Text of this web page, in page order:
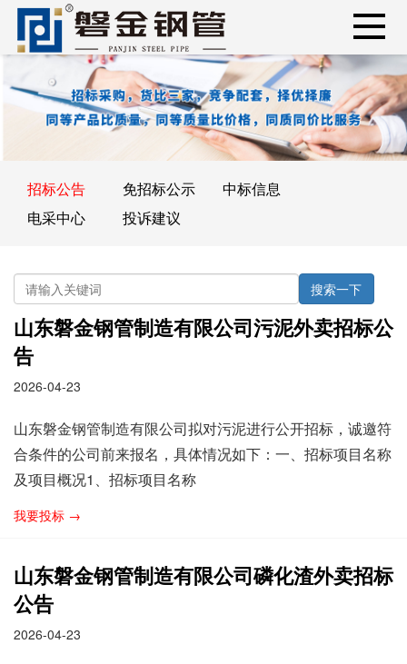
招标公告 免招标公示
中标信息
电采中心
投诉建议
搜索一下
山东磐金钢管制造有限公司污泥外卖招标公
告
2026-04-23
山东磐金钢管制造有限公司拟对污泥进行公开招标，诚邀符
合条件的公司前来报名，具体情况如下：一、招标项目名称
及项目概况1、招标项目名称
我要投标 →
山东磐金钢管制造有限公司磷化渣外卖招标
公告
2026-04-23